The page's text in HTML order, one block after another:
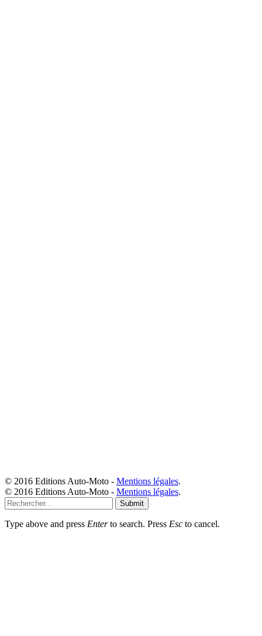
© 2016 Editions Auto-Moto - Mentions légales.
© 2016 Editions Auto-Moto - Mentions légales.
Submit
Type above and press Enterto search. Press Esc to cancel.